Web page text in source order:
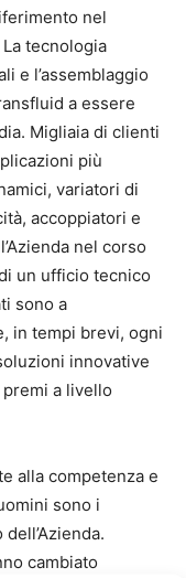
nel
tecnologia
e l’assemblaggio
a essere
Migliaia di clienti
più
variatori di
accoppiatori e
nel corso
un ufficio tecnico
sono a
in tempi brevi, ogni
innovative
a livello
alla competenza e
sono i
cambiato